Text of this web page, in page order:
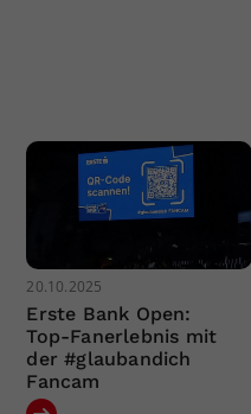
20.10.2025
Erste Bank Open:
Top-Fanerlebnis mit
der #glaubandich
Fancam